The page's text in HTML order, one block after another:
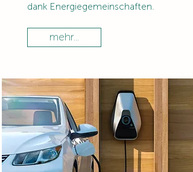
dank Energiegemeinschaften.
mehr...